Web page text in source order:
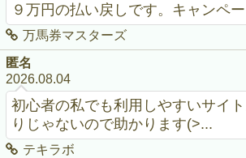
９万円の払い戻しです。キャンペ
万馬券マスターズ
匿名
2026.08.04
初心者の私でも利用しやすいサイ
りじゃないので助かります(>...
テキラボ